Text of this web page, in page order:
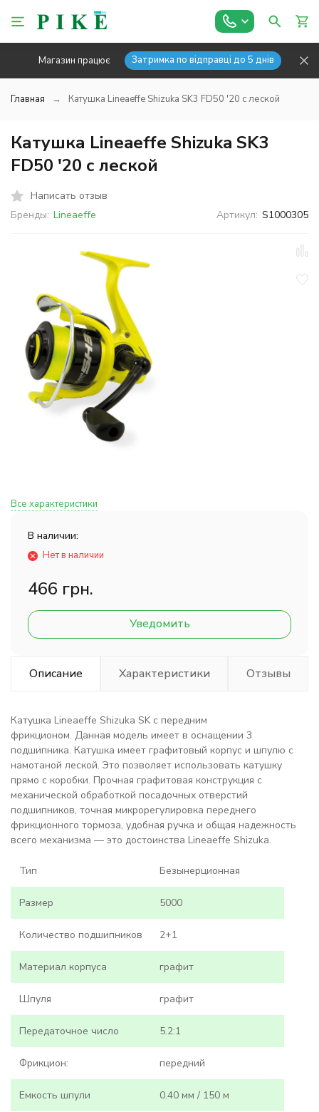
Магазин працює Затримка по відправці до 5 днів
Главная Катушка Lineaeffe Shizuka SK3 FD50 '20 с леской
Катушка Lineaeffe Shizuka SK3
FD50 '20 с леской
Написать отзыв
Бренды: Lineaeffe Артикул: S1000305
Все характеристики
В наличии:
Нет в наличии
466 грн.
Уведомить
Описание Характеристики Отзывы
Катушка Lineaeffe Shizuka SK с передним
фрикционом. Данная модель имеет в оснащении 3
подшипника. Катушка имеет графитовый корпус и шпулю с
намотаной леской. Это позволяет использовать катушку
прямо с коробки. Прочная графитовая конструкция с
механической обработкой посадочных отверстий
подшипников, точная микрорегулировка переднего
фрикционного тормоза, удобная ручка и общая надежность
всего механизма — это достоинства Lineaeffe Shizuka.
Тип Безынерционная
Размер 5000
Количество подшипников 2+1
Материал корпуса графит
Шпуля графит
Передаточное число 5.2:1
Фрикцион: передний
Емкость шпули 0.40 мм / 150 м